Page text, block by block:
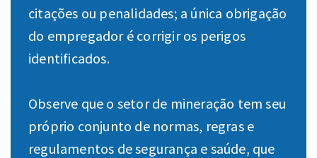
citações ou penalidades; a única obrigação
do empregador é corrigir os perigos
identificados.
Observe que o setor de mineração tem seu
próprio conjunto de normas, regras e
regulamentos de segurança e saúde, que